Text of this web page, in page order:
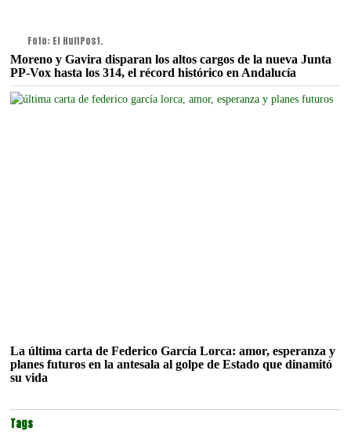
Foto: El HuffPost.
Moreno y Gavira disparan los altos cargos de la nueva Junta
PP-Vox hasta los 314, el récord histórico en Andalucía
La última carta de Federico García Lorca: amor, esperanza y
planes futuros en la antesala al golpe de Estado que dinamitó
su vida
Tags